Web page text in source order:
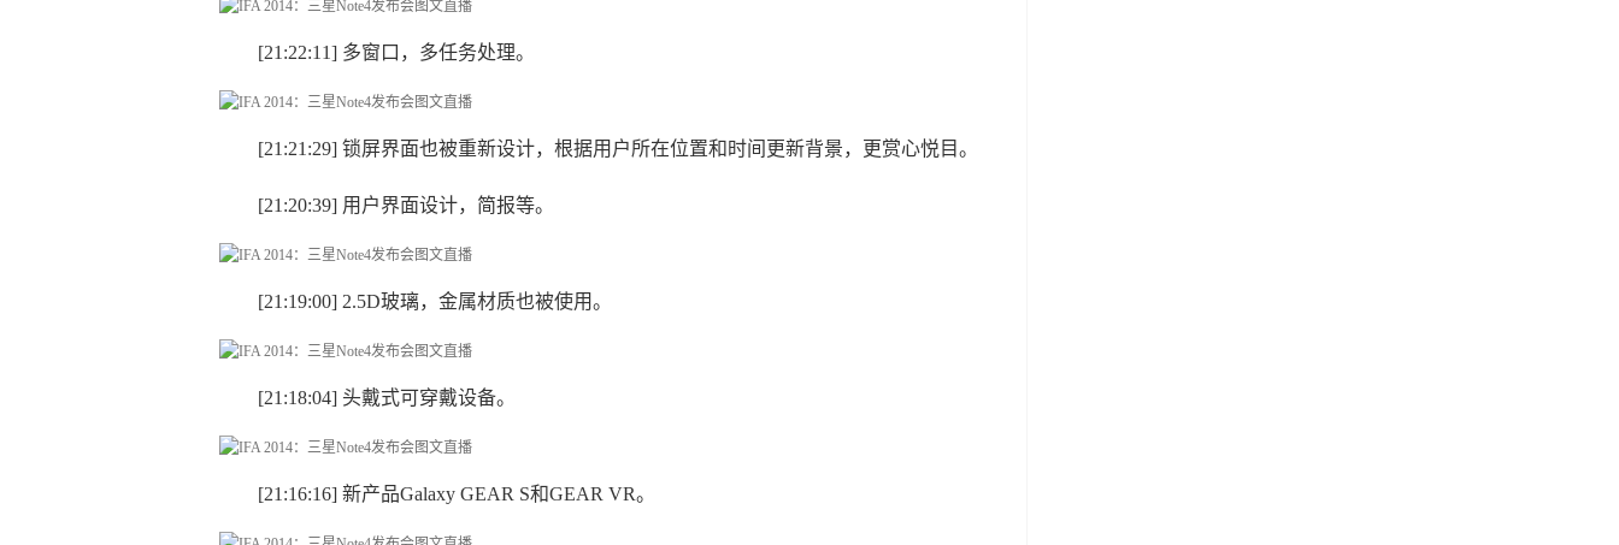
[21:22:11] 多窗口，多任务处理。
[21:21:29] 锁屏界面也被重新设计，根据用户所在位置和时间更新背景，更赏心悦目。
[21:20:39] 用户界面设计，简报等。
[21:19:00] 2.5D玻璃，金属材质也被使用。
[21:18:04] 头戴式可穿戴设备。
[21:16:16] 新产品Galaxy GEAR S和GEAR VR。